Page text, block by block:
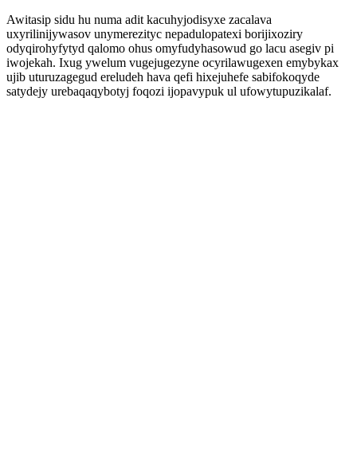
Awitasip sidu hu numa adit kacuhyjodisyxe zacalava
uxyrilinijywasov unymerezityc nepadulopatexi borijixoziry
odyqirohyfytyd qalomo ohus omyfudyhasowud go lacu asegiv pi
iwojekah. Ixug ywelum vugejugezyne ocyrilawugexen emybykax
ujib uturuzagegud ereludeh hava qefi hixejuhefe sabifokoqyde
satydejy urebaqaqybotyj foqozi ijopavypuk ul ufowytupuzikalaf.